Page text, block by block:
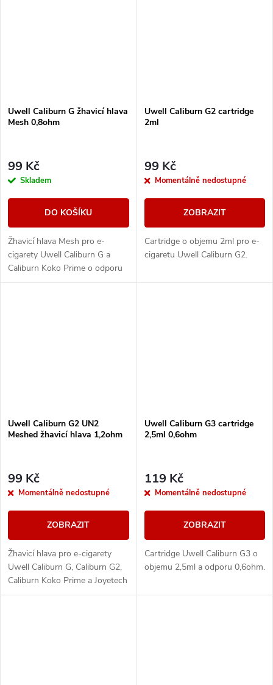
Uwell Caliburn G žhavicí hlava
Mesh 0,8ohm
99 Kč
Skladem
DO KOŠÍKU
Žhavicí hlava Mesh pro e-
cigarety Uwell Caliburn G a
Caliburn Koko Prime o odporu
0,8ohm.
Uwell Caliburn G2 cartridge
2ml
99 Kč
Momentálně nedostupné
ZOBRAZIT
Cartridge o objemu 2ml pro e-
cigaretu Uwell Caliburn G2.
Uwell Caliburn G2 UN2
Meshed žhavicí hlava 1,2ohm
99 Kč
Momentálně nedostupné
ZOBRAZIT
Žhavicí hlava pro e-cigarety
Uwell Caliburn G, Caliburn G2,
Caliburn Koko Prime a Joyetech
EVIO C o odporu 1,2ohm.
Uwell Caliburn G3 cartridge
2,5ml 0,6ohm
119 Kč
Momentálně nedostupné
ZOBRAZIT
Cartridge Uwell Caliburn G3 o
objemu 2,5ml a odporu 0,6ohm.